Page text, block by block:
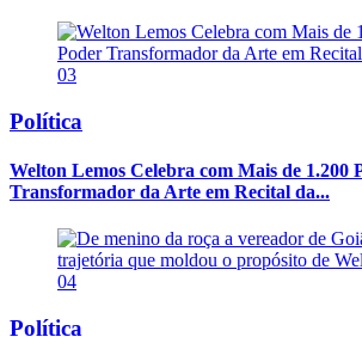
03
Política
Welton Lemos Celebra com Mais de 1.200
Transformador da Arte em Recital da...
04
Política